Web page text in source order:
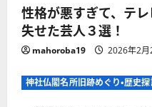
性格が悪すぎて、テ
失せた芸人３選！
mahoroba19 2026年2月
神社仏閣名所旧跡めぐり・歴史